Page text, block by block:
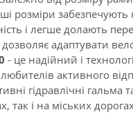
розміри
і легше долають
дозволяє адаптувати
- це надійний і
любителів активного
гідравлічні
так і на міських